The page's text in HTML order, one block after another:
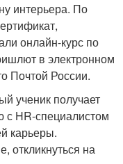
интерьера. По
онлайн-курс по
в электронном
Почтой России.
ученик получает
с HR-специалистом
карьеры.
откликнуться на